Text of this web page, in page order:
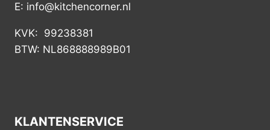
E: info@kitchencorner.nl
KVK: 99238381
BTW: NL868888989B01
KLANTENSERVICE